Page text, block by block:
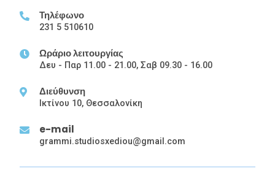
Τηλέφωνο
231 5 510610
Ωράριο λειτουργίας
Δευ - Παρ 11.00 - 21.00, Σαβ 09.30 - 16.00
Διεύθυνση
Ικτίνου 10, Θεσσαλονίκη
e-mail
grammi.studiosxediou@gmail.com